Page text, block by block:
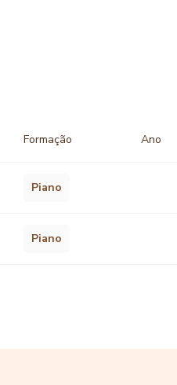
Formação Ano
Piano
Piano